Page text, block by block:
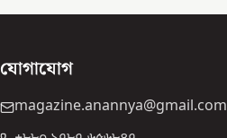
যোগাযোগ
magazine.anannya@gmail.com